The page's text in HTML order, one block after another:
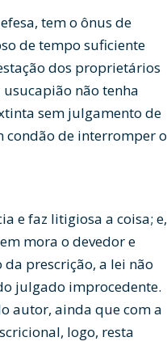
tem o ônus de
de tempo suficiente
dos proprietários
não tenha
sem julgamento de
condão de interromper o
e faz litigiosa a coisa; e,
mora o devedor e
prescrição, a lei não
julgado improcedente.
autor, ainda que com a
logo, resta